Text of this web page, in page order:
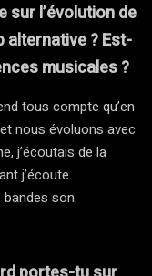
sur l’évolution de
alternative ? Est-
musicales ?
tous compte qu’en
nous évoluons avec
j’écoutais de la
j’écoute
son.